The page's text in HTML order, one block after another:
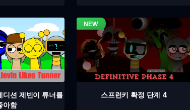
디션 제빈이 튜너를
아함
스프런키 확정 단계 4